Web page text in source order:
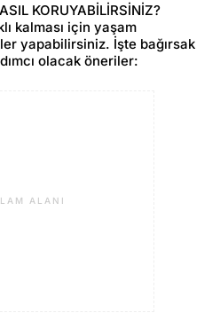
KORUYABİLİRSİNİZ?
kalması için yaşam
yapabilirsiniz. İşte bağırsak
olacak öneriler:
ALANI